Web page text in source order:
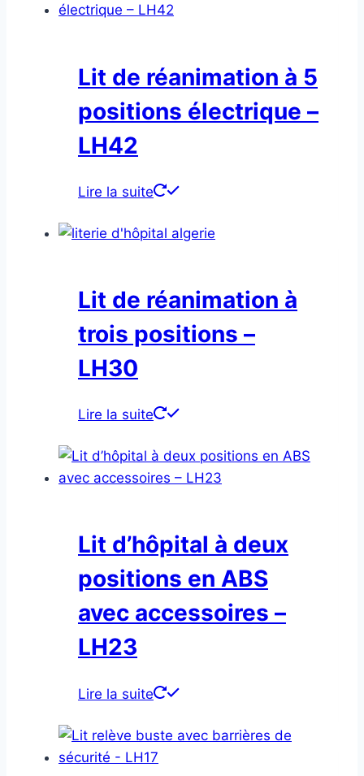
Lit de réanimation à 5
positions électrique –
LH42
Lire la suite
Lit de réanimation à
trois positions –
LH30
Lire la suite
Lit d’hôpital à deux
positions en ABS
avec accessoires –
LH23
Lire la suite